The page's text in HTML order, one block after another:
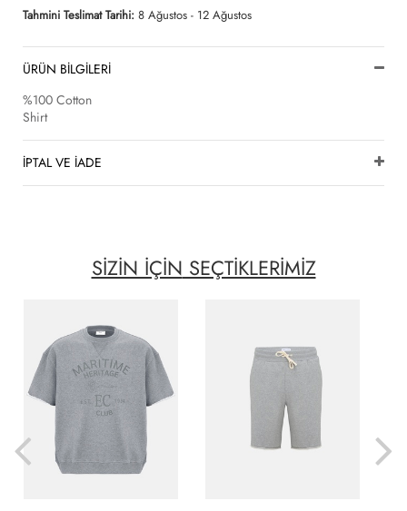
Tahmini Teslimat Tarihi: 8 Ağustos - 12 Ağustos
ÜRÜN BİLGİLERİ
%100 Cotton
Shirt
İPTAL VE İADE
SİZİN İÇİN SEÇTİKLERİMİZ